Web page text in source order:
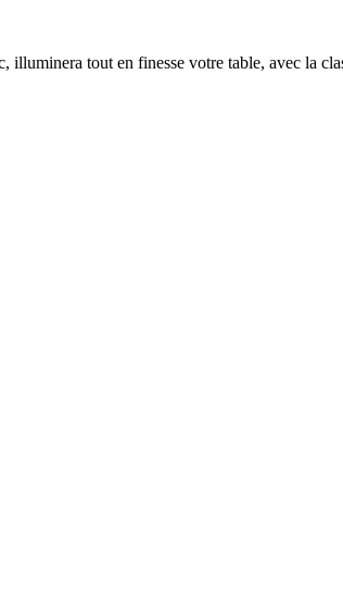
illuminera tout en finesse votre table, avec la